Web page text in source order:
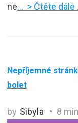
ne… > Čtěte dále
Nepříjemné
bolet
by Sibyla 8